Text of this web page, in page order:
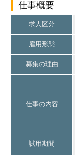
仕事概要
求人区分
雇用形態
募集の理由
仕事の内容
試用期間